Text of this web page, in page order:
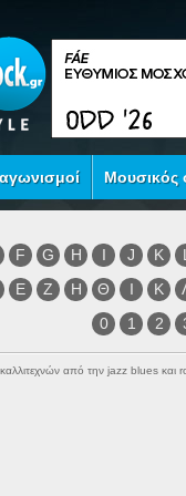
Μουσικός
F G H I J K L
Ε Ζ Η Θ Ι Κ
0
1 2
καλλιτεχνών από την jazz blues και